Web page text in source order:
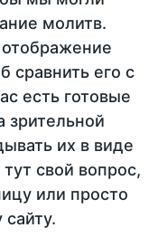
молитв.
сравнить его с
есть готовые
зрительной
их в виде
свой вопрос,
или просто
сайту.